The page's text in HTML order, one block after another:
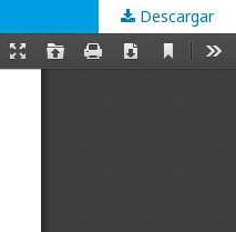
Descargar